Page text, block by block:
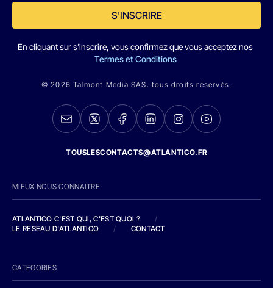
S'INSCRIRE
En cliquant sur s'inscrire, vous confirmez que vous acceptez nos
Termes et Conditions
© 2026 Talmont Media SAS. tous droits réservés.
TOUSLESCONTACTS@ATLANTICO.FR
MIEUX NOUS CONNAITRE
ATLANTICO C'EST QUI, C'EST QUOI ?
/
LE RESEAU D'ATLANTICO
/ CONTACT
CATEGORIES